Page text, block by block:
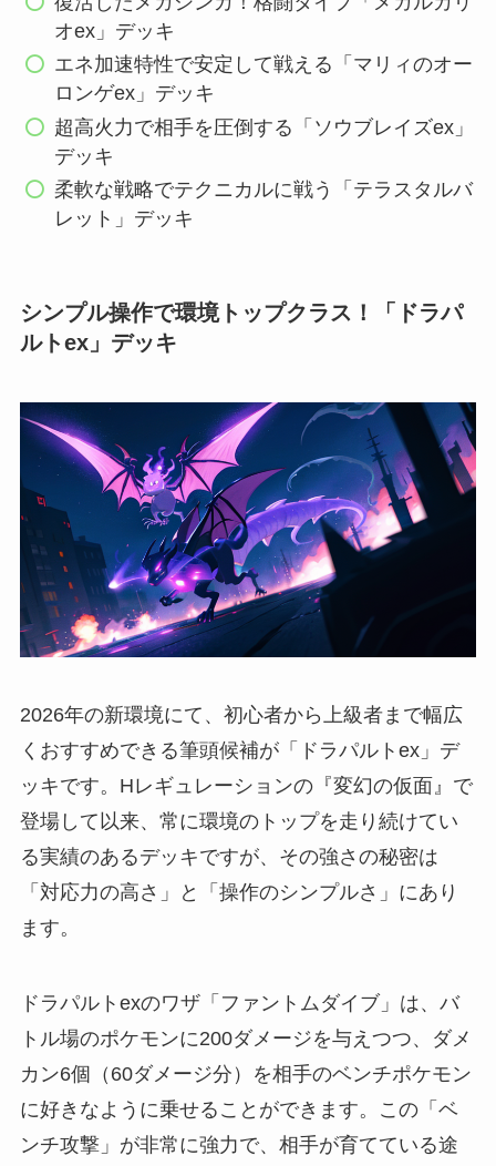
オex」デッキ
エネ加速特性で安定して戦える「マリィのオー
ロンゲex」デッキ
超高火力で相手を圧倒する「ソウブレイズex」
デッキ
柔軟な戦略でテクニカルに戦う「テラスタルバ
レット」デッキ
シンプル操作で環境トップクラス！「ドラパ
ルトex」デッキ
2026年の新環境にて、初心者から上級者まで幅広
くおすすめできる筆頭候補が「ドラパルトex」デ
ッキです。Hレギュレーションの『変幻の仮面』で
登場して以来、常に環境のトップを走り続けてい
る実績のあるデッキですが、その強さの秘密は
「対応力の高さ」と「操作のシンプルさ」にあり
ます。
ドラパルトexのワザ「ファントムダイブ」は、バ
トル場のポケモンに200ダメージを与えつつ、ダメ
カン6個（60ダメージ分）を相手のベンチポケモン
に好きなように乗せることができます。この「ベ
ンチ攻撃」が非常に強力で、相手が育てている途